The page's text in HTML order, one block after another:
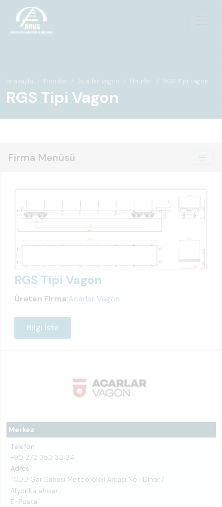
Anasayfa Firmalar Acarlar Vagon Ürünler RGS Tipi Vagon
RGS Tipi Vagon
Firma Menüsü
Merkez
Telefon
+90 272 353 33 34
Adres
TCDD Gar Sahası Meteoroloji Arkası No:1 Dinar /
Afyonkarahisar
E-Posta
RGS Tipi Vagon
Üreten Firma:Acarlar Vagon
Bilgi İste